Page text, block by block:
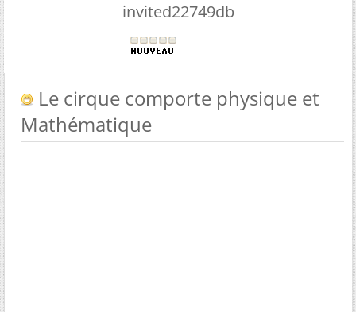
invited22749db
Le cirque comporte physique et
Mathématique